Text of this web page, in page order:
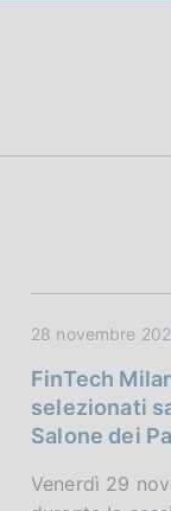
28 novembre
FinTech
selezionati
Salone dei
Venerdì 29